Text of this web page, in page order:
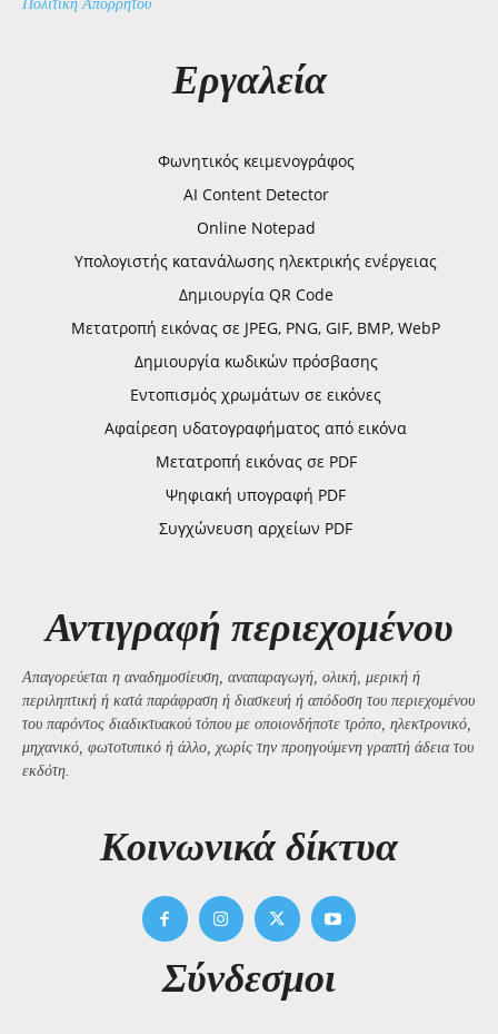
Πολιτική Απορρήτου
Εργαλεία
Φωνητικός κειμενογράφος
AI Content Detector
Online Notepad
Υπολογιστής κατανάλωσης ηλεκτρικής ενέργειας
Δημιουργία QR Code
Μετατροπή εικόνας σε JPEG, PNG, GIF, BMP, WebP
Δημιουργία κωδικών πρόσβασης
Εντοπισμός χρωμάτων σε εικόνες
Αφαίρεση υδατογραφήματος από εικόνα
Μετατροπή εικόνας σε PDF
Ψηφιακή υπογραφή PDF
Συγχώνευση αρχείων PDF
Αντιγραφή περιεχομένου
Απαγορεύεται η αναδημοσίευση, αναπαραγωγή, ολική, μερική ή
περιληπτική ή κατά παράφραση ή διασκευή ή απόδοση του περιεχομένου
του παρόντος διαδικτυακού τόπου με οποιονδήποτε τρόπο, ηλεκτρονικό,
μηχανικό, φωτοτυπικό ή άλλο, χωρίς την προηγούμενη γραπτή άδεια του
εκδότη.
Kοινωνικά δίκτυα
Σύνδεσμοι